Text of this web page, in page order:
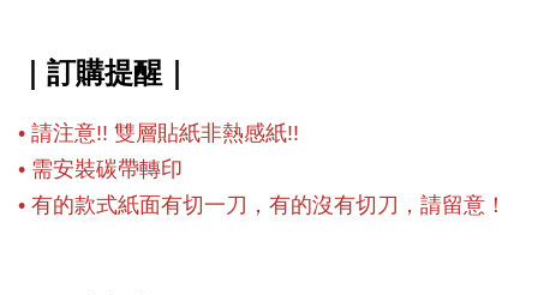
訂購提醒
• 請注意!! 雙層貼紙非熱感紙!!
• 需安裝碳帶轉印
• 有的款式紙面有切一刀，有的沒有切刀，請留意！